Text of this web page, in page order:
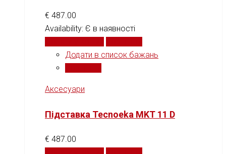
€ 487.00
Availability: Є в наявності
Додати в список бажань
Аксесуари
Підставка Tecnoeka MKT 11 D
€ 487.00